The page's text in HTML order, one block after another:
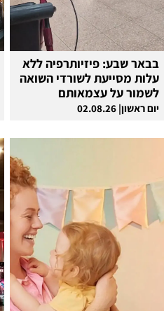
בבאר שבע: פיזיותרפיה ללא
עלות מסייעת לשורדי השואה
לשמור על עצמאותם
יום ראשון| 02.08.26